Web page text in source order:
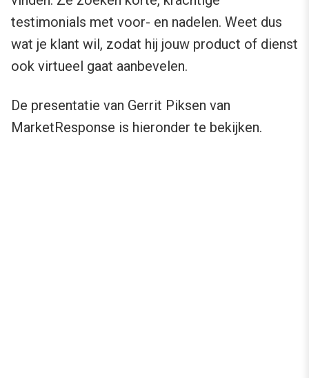
testimonials met voor- en nadelen. Weet dus
wat je klant wil, zodat hij jouw product of dienst
ook virtueel gaat aanbevelen.
De presentatie van Gerrit Piksen van
MarketResponse is hieronder te bekijken.